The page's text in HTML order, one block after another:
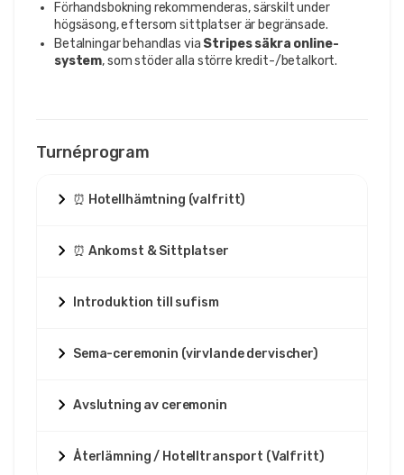
Förhandsbokning rekommenderas, särskilt under
högsäsong, eftersom sittplatser är begränsade.
Betalningar behandlas via Stripes säkra online-
system, som stöder alla större kredit-/betalkort.
Turnéprogram
⏰ Hotellhämtning (valfritt)
⏰ Ankomst & Sittplatser
Introduktion till sufism
Sema-ceremonin (virvlande dervischer)
Avslutning av ceremonin
Återlämning / Hotelltransport (Valfritt)